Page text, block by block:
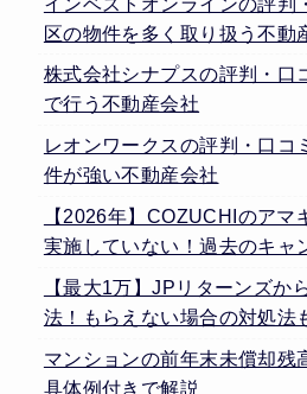
区の物件を多く取り扱う不動
株式会社シナプスの評判・口
で行う不動産会社
レオンワークスの評判・口コ
件が強い不動産会社
【2026年】COZUCHIのアマ
実施していない！過去のキャ
【最大1万】JPリターンズか
法！もらえない場合の対処法
マンションの前年末未償却残
具体例付きで解説